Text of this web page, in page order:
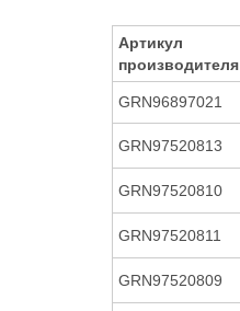
Артикул
производителя
GRN96897021
GRN97520813
GRN97520810
GRN97520811
GRN97520809